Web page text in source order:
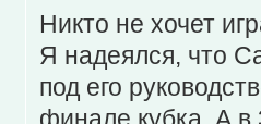
Никто не хочет
Я надеялся, что
под его